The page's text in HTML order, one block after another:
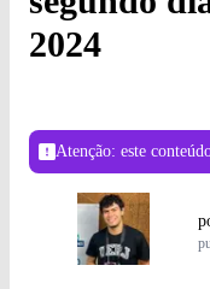
2024
Atenção: este